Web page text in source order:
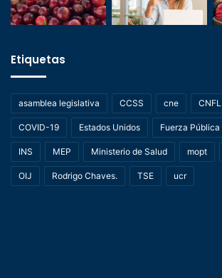
Etiquetas
asamblea legislativa CCSS cne CNFL
COVID-19 Estados Unidos Fuerza Pública
INS MEP Ministerio de Salud mopt
OIJ Rodrigo Chaves. TSE ucr